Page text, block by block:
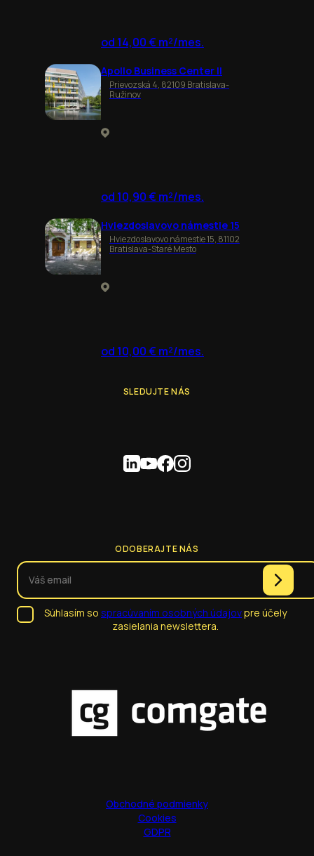
od 14,00 € m²/mes.
Apollo Business Center II
Prievozská 4, 82109 Bratislava-
Ružinov
od 10,90 € m²/mes.
Hviezdoslavovo námestie 15
Hviezdoslavovo námestie 15, 81102
Bratislava-Staré Mesto
od 10,00 € m²/mes.
SLEDUJTE NÁS
ODOBERAJTE NÁS
Súhlasím so spracúvaním osobných údajovpre účely
zasielania newslettera.
Obchodné podmienky
Cookies
GDPR